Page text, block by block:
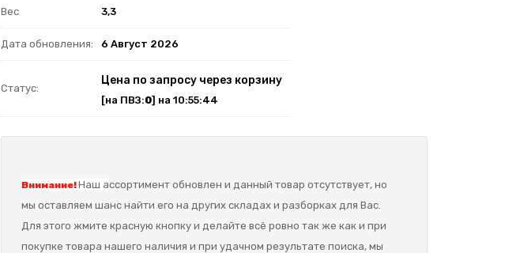
Вес 3,3
Дата обновления: 6 Август 2026
Статус:
Цена по запросу через корзину
[на ПВЗ:0] на 10:55:44
Внимание!Наш ассортимент обновлен и данный товар отсутствует, но
мы оставляем шанс найти его на других складах и разборках для Вас.
Для этого жмите красную кнопку и делайте всё ровно так же как и при
покупке товара нашего наличия и при удачном результате поиска, мы